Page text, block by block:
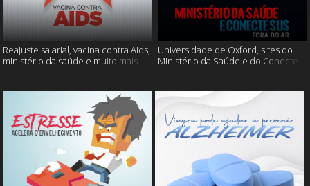
Reajuste salarial, vacina contra Aids,
ministério da saúde e muito mais
Universidade de Oxford, sites do
Ministério da Saúde e do Conecte